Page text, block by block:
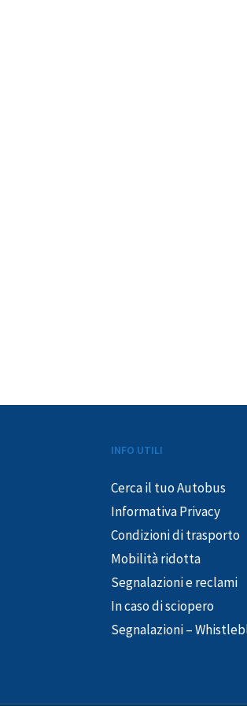
INFO UTILI
Cerca il tuo Autobus
Informativa Privacy
Condizioni di trasporto
Mobilità ridotta
Segnalazioni e reclami
In caso di sciopero
Segnalazioni –